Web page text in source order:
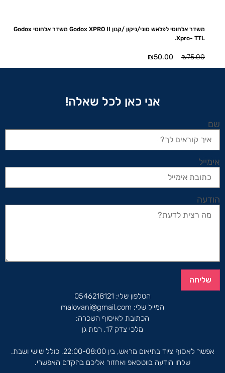
משדר אלחוטי לפלאש סוני/ניקון /קנון Godox XPRO II משדר אלחוטי Godox
Xpro- TTL.
₪75.00
המחיר
המקורי
₪50.00
הנוכחי
אני כאן לכל שאלה!
שם
אימייל
הודעה
שליחה
הטלפון שלי: 0546218121
המייל שלי: malovani@gmail.com
הכתובת לאיסוף השכרה:
מלכי צדק 17, רמת גן
אפשר לאסוף ציוד בתיאום מראש, בין 22:00-08:00, כולל שישי ושבת.
שלחו הודעה בווטסאפ ואחזור אליכם בהקדם האפשרי.